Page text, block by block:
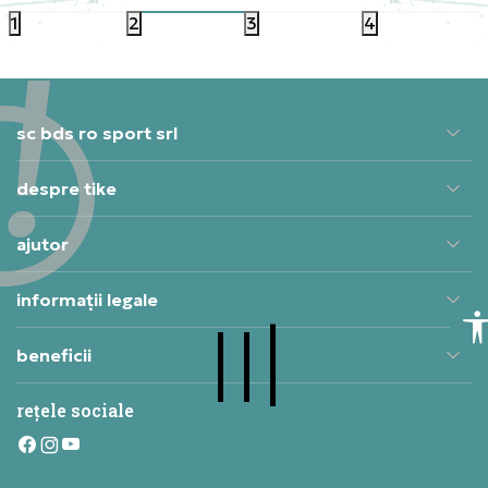
1 2 3 4
sc bds ro sport srl
despre tike
ajutor
informații legale
beneficii
rețele sociale